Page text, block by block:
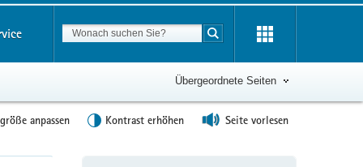
Suchbegriff
Suche starten
Übergeordnete Seiten
anpassen Kontrast erhöhen Seite vorlesen